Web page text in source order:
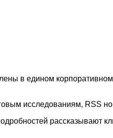
в едином
исследованиям, RSS
рассказывают